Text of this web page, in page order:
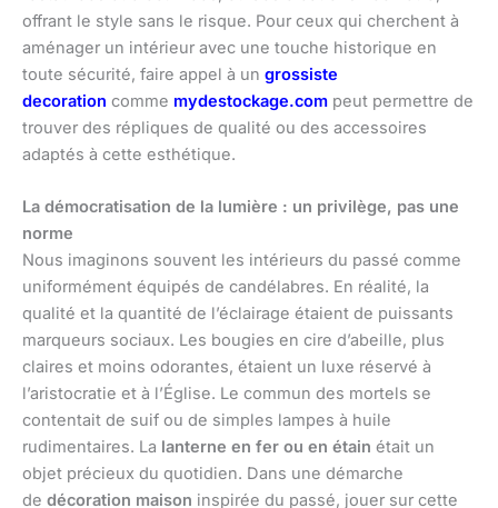
offrant le style sans le risque. Pour ceux qui cherchent à
aménager un intérieur avec une touche historique en
toute sécurité, faire appel à un grossiste
decoration comme mydestockage.com peut permettre de
trouver des répliques de qualité ou des accessoires
adaptés à cette esthétique.
La démocratisation de la lumière : un privilège, pas une
norme
Nous imaginons souvent les intérieurs du passé comme
uniformément équipés de candélabres. En réalité, la
qualité et la quantité de l’éclairage étaient de puissants
marqueurs sociaux. Les bougies en cire d’abeille, plus
claires et moins odorantes, étaient un luxe réservé à
l’aristocratie et à l’Église. Le commun des mortels se
contentait de suif ou de simples lampes à huile
rudimentaires. La lanterne en fer ou en étain était un
objet précieux du quotidien. Dans une démarche
de décoration maison inspirée du passé, jouer sur cette